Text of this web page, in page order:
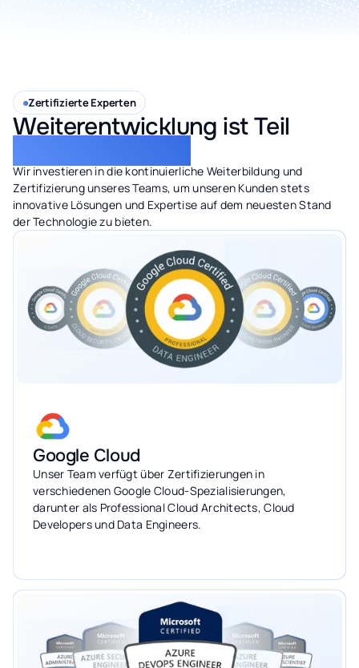
Zertifizierte Experten
Weiterentwicklung ist Teil
Wir investieren in die kontinuierliche Weiterbildung und
Zertifizierung unseres Teams, um unseren Kunden stets
innovative Lösungen und Expertise auf dem neuesten Stand
der Technologie zu bieten.
Google Cloud
Unser Team verfügt über Zertifizierungen in
verschiedenen Google Cloud-Spezialisierungen,
darunter als Professional Cloud Architects, Cloud
Developers und Data Engineers.